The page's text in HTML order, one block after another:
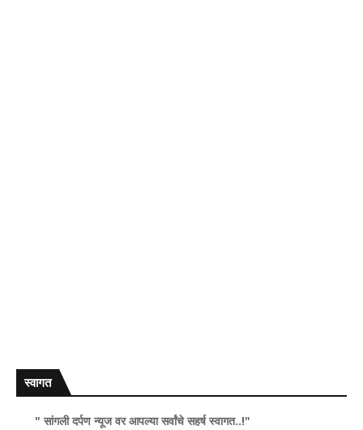
स्वागत
दर्पण न्यूज वर आपल्या सर्वांचे सहर्ष स्वागत..!"